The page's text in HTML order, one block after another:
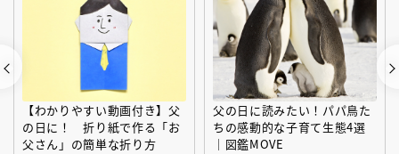
【わかりやすい動画付き】父
の日に！ 折り紙で作る「お
父さん」の簡単な折り方
父の日に読みたい！パパ鳥た
ちの感動的な子育て生態4選
｜図鑑MOVE